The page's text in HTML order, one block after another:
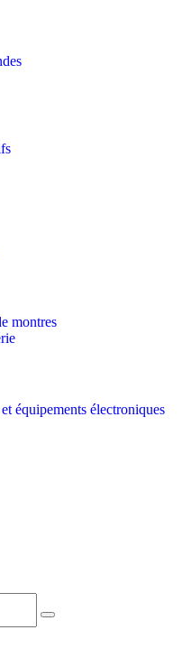
montres
équipements électroniques